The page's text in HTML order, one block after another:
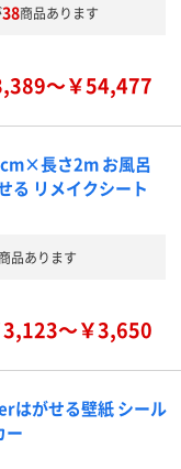
38商品あります
～￥54,477
長さ2m お風呂
る リメイクシート
商品あります
3,123～￥3,650
はがせる壁紙 シール
ー